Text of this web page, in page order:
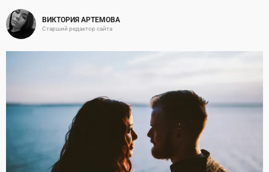
ВИКТОРИЯ АРТЕМОВА
Старший редактор сайта